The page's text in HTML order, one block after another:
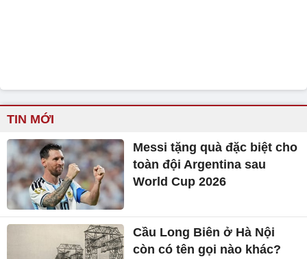
TIN MỚI
Messi tặng quà đặc biệt cho
toàn đội Argentina sau
World Cup 2026
Cầu Long Biên ở Hà Nội
còn có tên gọi nào khác?